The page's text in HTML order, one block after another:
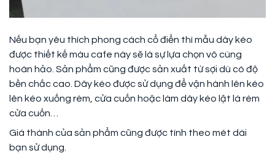
Nếu bạn yêu thích phong cách cổ điển thì mẫu dây kéo
được thiết kế màu cafe này sẽ là sự lựa chọn vô cùng
hoàn hảo. Sản phẩm cũng được sản xuất từ sợi dù có độ
bền chắc cao. Dây kéo được sử dụng để vận hành lên kéo
lên kéo xuống rèm, cửa cuốn hoặc làm dây kéo lật lá rèm
cửa cuốn…
Giá thành của sản phẩm cũng được tính theo mét dài
bạn sử dụng.